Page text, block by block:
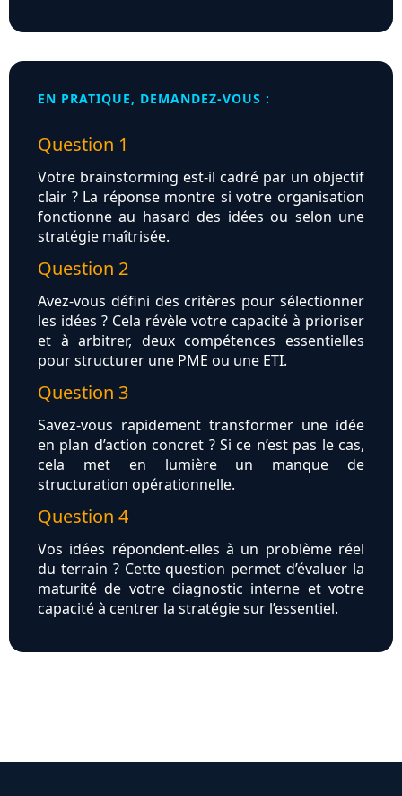
EN PRATIQUE, DEMANDEZ-VOUS :
Question 1
Votre brainstorming est-il cadré par un objectif
clair ? La réponse montre si votre organisation
fonctionne au hasard des idées ou selon une
stratégie maîtrisée.
Question 2
Avez-vous défini des critères pour sélectionner
les idées ? Cela révèle votre capacité à prioriser
et à arbitrer, deux compétences essentielles
pour structurer une PME ou une ETI.
Question 3
Savez-vous rapidement transformer une idée
en plan d’action concret ? Si ce n’est pas le cas,
cela met en lumière un manque de
structuration opérationnelle.
Question 4
Vos idées répondent-elles à un problème réel
du terrain ? Cette question permet d’évaluer la
maturité de votre diagnostic interne et votre
capacité à centrer la stratégie sur l’essentiel.